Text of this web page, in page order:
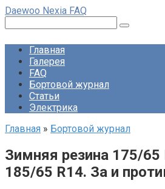
Перейти
контенту
Daewoo Nexia FAQ
Главная
Галерея
FAQ
Бортовой журнал
Статьи
Электрика
Главная » Бортовой журнал
Зимняя резина 175/65
185/65 R14. За и